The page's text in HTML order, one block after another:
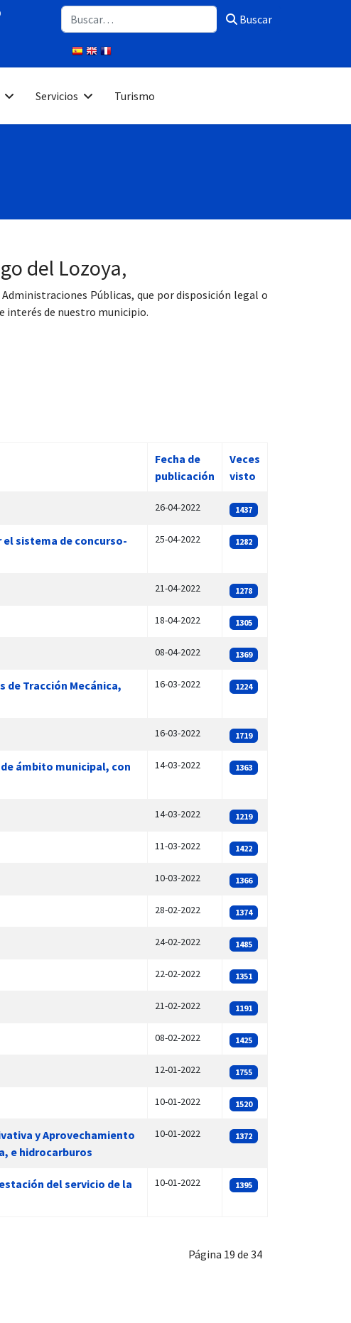
Buscar Buscar
Servicios Turismo
del Lozoya,
Públicas, que por disposición legal o
interés de nuestro municipio.
Fecha de
publicación
Veces
visto
26-04-2022 1437
sistema de concurso-
25-04-2022 1282
21-04-2022 1278
18-04-2022 1305
08-04-2022 1369
de Tracción Mecánica,
16-03-2022 1224
16-03-2022 1719
ámbito municipal, con
14-03-2022 1363
14-03-2022 1219
11-03-2022 1422
10-03-2022 1366
28-02-2022 1374
24-02-2022 1485
22-02-2022 1351
21-02-2022 1191
08-02-2022 1425
12-01-2022 1755
10-01-2022 1520
y Aprovechamiento
e hidrocarburos
10-01-2022 1372
del servicio de la
10-01-2022 1395
Página 19 de 34